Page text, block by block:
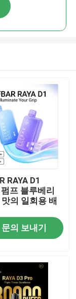
RAYA D1
프 블루베리
의 일회용 배
문의 보내기